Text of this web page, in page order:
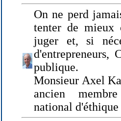
On ne perd
tenter de mieux
juger et, si
d'entrepreneurs,
publique.
Monsieur Axel
ancien
national d'éthique